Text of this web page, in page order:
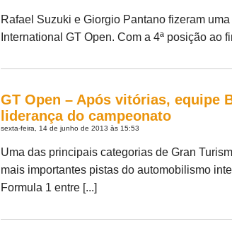
Rafael Suzuki e Giorgio Pantano fizeram
International GT Open. Com a 4ª posição ao
GT Open – Após vitórias, equipe
liderança do campeonato
sexta-feira, 14 de junho de 2013 às 15:53
Uma das principais categorias de Gran
mais importantes pistas do automobilismo
Formula 1 entre [...]